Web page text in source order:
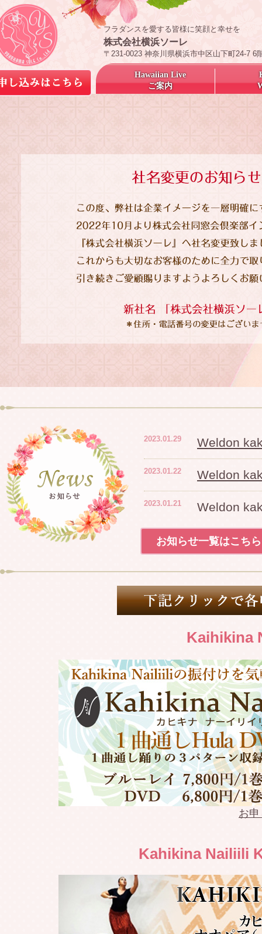
フラダンスを愛する皆様に笑顔と幸せを
株式会社横浜ソーレ
〒231-0023 神奈川県横浜市中区山下町24-7 6
Hawaiian Live
ご案内
2023.01.29 Weldon
2023.01.22 Weldon
2023.01.21 Weldon
2023.01.15 Weldon
2023年 冬
2022.11.27 Weldon
Weldon
2022.11.13 Weldon
2022.11.12 Weldon
2022.10.29 Weldon
2022.10.20 社名変更
2022.04.17 Weldon
2022.04.10 Weldon
2022.04.03 Weldon
2022.04.02 Weldon
お知らせ一覧はこちら
Kaihikina
お
Kahikina Nailiili